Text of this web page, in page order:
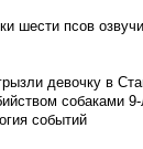
шести псов
девочку в
собаками 9-
событий